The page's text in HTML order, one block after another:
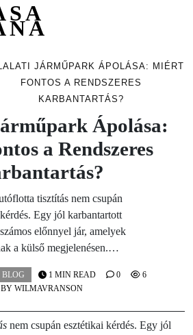
JÁRMŰPARK ÁPOLÁSA: MIÉRT
FONTOS A RENDSZERES
KARBANTARTÁS?
Ápolása:
a Rendszeres
tisztítás nem csupán
Egy jól karbantartott
előnnyel jár, amelyek
a külső megjelenésen.…
BLOG
BY WILMAVRANSON
1 MIN READ 0 6
nem csupán esztétikai kérdés. Egy jól